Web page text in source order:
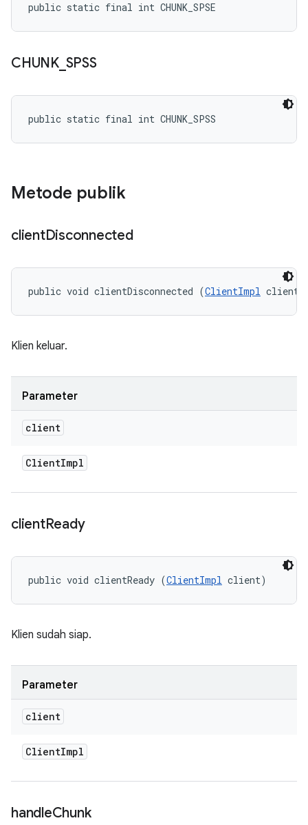
public static final int CHUNK_SPSE
CHUNK_ SPSS
public static final int CHUNK_SPSS
Metode publik
clientDisconnected
public void clientDisconnected (ClientImpl client)
Klien keluar.
Parameter
client
ClientImpl
clientReady
public void clientReady (ClientImpl client)
Klien sudah siap.
Parameter
client
ClientImpl
handleChunk